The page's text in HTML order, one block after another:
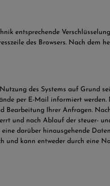
entsprechende
des Browsers. Nach dem
des Systems auf Grund
per E-Mail informiert
Bearbeitung Ihrer Anfragen.
und nach Ablauf der steuer-
darüber hinausgehende
kann entweder durch eine